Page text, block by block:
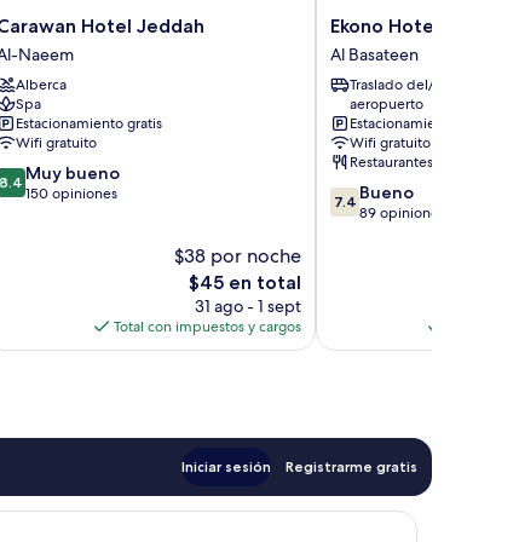
Hotel
Hotel Jeddah
Naeem
Alberca
Spa
Estacionamiento gratis
Wifi gratuito
8.4 Muy bueno
150 opiniones
$38 por noche
El
precio
actual
es
$45 en total
31 ago - 1 sept
Total con impuestos y cargos
Ekono
Hotel
Al
Basateen
Ekono Hotel
Al Basateen
Traslado del/al
aeropuerto
Estacionamiento gratis
Wifi gratuito
Restaurantes
7.4
de
7.4 Bueno
89 opiniones
Iniciar sesión Registrarme gratis